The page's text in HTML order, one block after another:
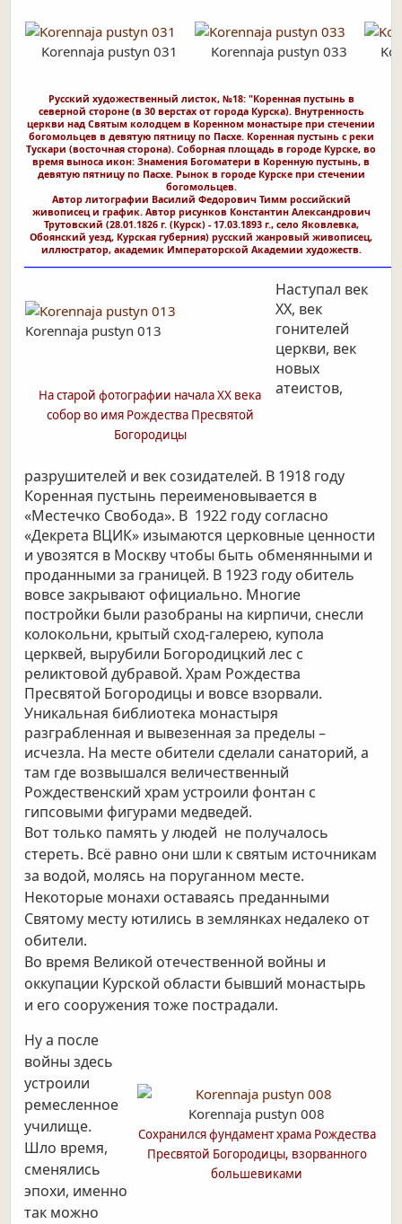
Korennaja pustyn 031 Korennaja pustyn 033
Русский художественный листок, №18: "Коренная пустынь в
северной стороне (в 30 верстах от города Курска). Внутренность
церкви над Святым колодцем в Коренном монастыре при стечении
богомольцев в девятую пятницу по Пасхе. Коренная пустынь с реки
Тускари (восточная сторона). Соборная площадь в городе Курске, во
время выноса икон: Знамения Богоматери в Коренную пустынь, в
девятую пятницу по Пасхе. Рынок в городе Курске при стечении
богомольцев.
Автор литографии Василий Федорович Тимм российский
живописец и график. Автор рисунков Константин Александрович
Трутовский (28.01.1826 г. (Курск) - 17.03.1893 г., село Яковлевка,
Обоянский уезд, Курская губерния) русский жанровый живописец,
иллюстратор, академик Императорской Академии художеств.
Korennaja pustyn 013
На старой фотографии начала ХХ века
собор во имя Рождества Пресвятой
Богородицы
Наступал век
ХХ, век
гонителей
церкви, век
новых
атеистов,
разрушителей и век созидателей. В 1918 году
Коренная пустынь переименовывается в
«Местечко Свобода». В 1922 году согласно
«Декрета ВЦИК» изымаются церковные ценности
и увозятся в Москву чтобы быть обменянными и
проданными за границей. В 1923 году обитель
вовсе закрывают официально. Многие
постройки были разобраны на кирпичи, снесли
колокольни, крытый сход-галерею, купола
церквей, вырубили Богородицкий лес с
реликтовой дубравой. Храм Рождества
Пресвятой Богородицы и вовсе взорвали.
Уникальная библиотека монастыря
разграбленная и вывезенная за пределы –
исчезла. На месте обители сделали санаторий, а
там где возвышался величественный
Рождественский храм устроили фонтан с
гипсовыми фигурами медведей.
Вот только память у людей не получалось
стереть. Всё равно они шли к святым источникам
за водой, молясь на поруганном месте.
Некоторые монахи оставаясь преданными
Святому месту ютились в землянках недалеко от
обители.
Во время Великой отечественной войны и
оккупации Курской области бывший монастырь
и его сооружения тоже пострадали.
Korennaja pustyn 008
Сохранился фундамент храма Рождества
Пресвятой Богородицы, взорванного
большевиками
Ну а после
войны здесь
устроили
ремесленное
училище.
Шло время,
сменялись
эпохи, именно
так можно